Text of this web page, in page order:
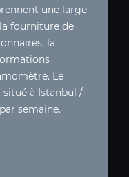
une large
fourniture de
la
Le
situé à Istanbul /
semaine.